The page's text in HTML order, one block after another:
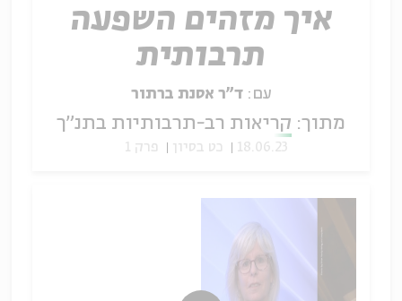
איך מזהים השפעה
תרבותית
עם: ד"ר אסנת ברתור
מתוך: קריאות רב-תרבותיות בתנ"ך
18.06.23 כט בסיון פרק 1